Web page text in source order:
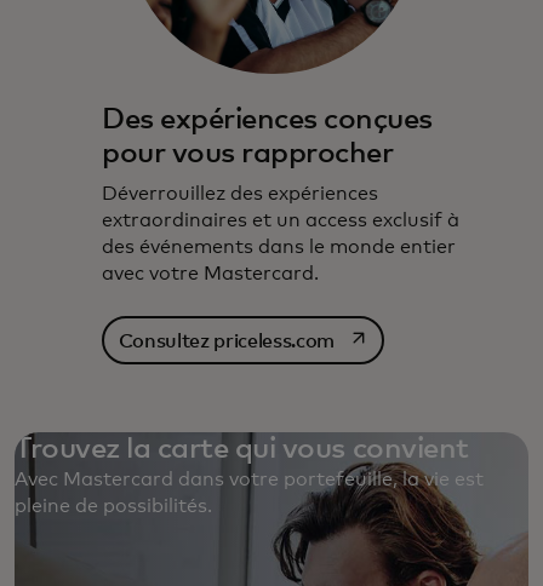
Des expériences conçues
pour vous rapprocher
Déverrouillez des expériences
extraordinaires et un access exclusif à
des événements dans le monde entier
avec votre Mastercard.
Consultez priceless.com s’ouvre dans un
Trouvez la carte qui vous convient
Avec Mastercard dans votre portefeuille, la vie est
pleine de possibilités. ‎